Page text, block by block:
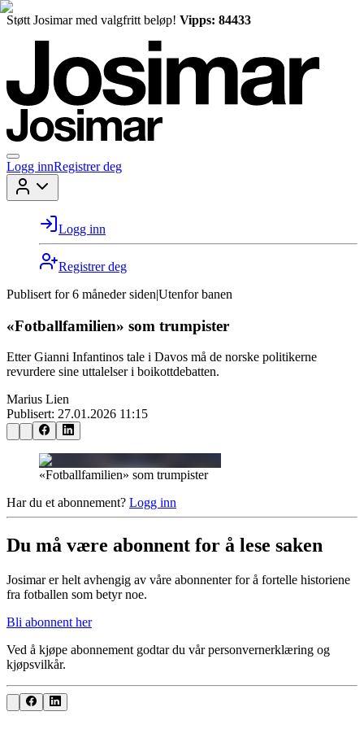
Støtt Josimar med valgfritt beløp! Vipps: 84433
Logg innRegistrer deg
Logg inn
Registrer deg
Publisert for 6 måneder siden|Utenfor banen
«Fotballfamilien» som trumpister
Etter Gianni Infantinos tale i Davos må de norske politikerne
revurdere sine uttalelser i boikottdebatten.
Marius Lien
Publisert: 27.01.2026 11:15
«Fotballfamilien» som trumpister
Har du et abonnement? Logg inn
Du må være abonnent for å lese saken
Josimar er helt avhengig av våre abonnenter for å fortelle historiene
fra fotballen som betyr noe.
Bli abonnent her
Ved å kjøpe abonnement godtar du vår personvernerklæring og
kjøpsvilkår.